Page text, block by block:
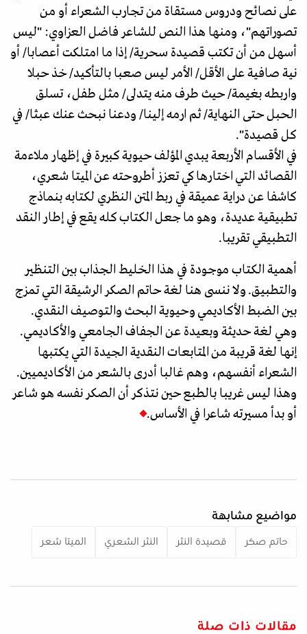
على نصائح ودروس مستقاة من تجارب الشعراء أو من
تصوراتهم"، ومنها هذا النص للشاعر فاضل العزاوي: "ليس
أسهل من أن تكتب قصيدة سحرية/ إذا ما امتلكت أعصابا/ أو
نية صافية على الأقل/ الأمر ليس صعبا بالتأكيد/ خذ حبلا
واربطه بغيمة/ حيث طرف منه يتدلى/ مثل طفل، تسلق
الحبل حتى النهاية/ ثم ارمه إلينا/ ودعنا نبحث عنك عبثا/ في
كل قصيدة".
في الأقسام الأربعة يبدي المؤلف حيوية كبيرة في إظهار ملاءمة
القصائد التي اختارها كي تعزز أطروحته عن الميتا شعري،
كاشفا عن دراية عميقة في ربط المتن النظري لكتابه بنماذج
تطبيقية عديدة، وهو ما جعل الكتاب كله يقع في إطار النقد
التطبيقي تقريبا.
أهمية الكتاب موجودة في هذا الخليط الجذاب بين التنظير
والتطبيق. ولا ننسى هنا لغة حاتم الصكر الرشيقة التي تمزج
بين الضبط الأكاديمي وحيوية البحث والتوصيف النقدي.
وهي لغة حديثة وبعيدة عن الجفاف الجامعي والأكاديمي.
إنها لغة قريبة من المتابعات النقدية الجيدة التي يكتبها
الشعراء أنفسهم، وهم غالبا أدرى بالشعر من الأكاديميين.
وهذا ليس غريبا بالطبع حين نتذكر أن الصكر نفسه هو شاعر
أو بدأ مسيرته شاعرا في الأساس.
مواضيع مشابهة
حاتم صكر قصيدة النثر النثر الشعري الميتا شعر
مقالات ذات صلة